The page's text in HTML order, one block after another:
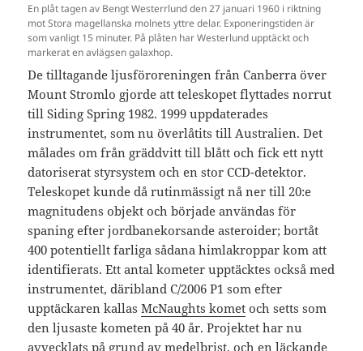
En plåt tagen av Bengt Westerrlund den 27 januari 1960 i riktning
mot Stora magellanska molnets yttre delar. Exponeringstiden är
som vanligt 15 minuter. På plåten har Westerlund upptäckt och
markerat en avlägsen galaxhop.
De tilltagande ljusföroreningen från Canberra över
Mount Stromlo gjorde att teleskopet flyttades norrut
till Siding Spring 1982. 1999 uppdaterades
instrumentet, som nu överlåtits till Australien. Det
målades om från gräddvitt till blått och fick ett nytt
datoriserat styrsystem och en stor CCD-detektor.
Teleskopet kunde då rutinmässigt nå ner till 20:e
magnitudens objekt och började användas för
spaning efter jordbanekorsande asteroider; bortåt
400 potentiellt farliga sådana himlakroppar kom att
identifierats. Ett antal kometer upptäcktes också med
instrumentet, däribland C/2006 P1 som efter
upptäckaren kallasMcNaughts komet och setts som
den ljusaste kometen på 40 år. Projektet har nu
avvecklats på grund av medelbrist, och en läckande